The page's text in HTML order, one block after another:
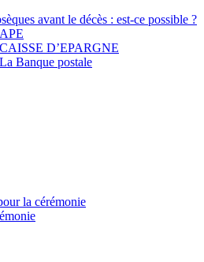
avant le décès : est-ce possible ?
D’EPARGNE
Banque postale
la cérémonie